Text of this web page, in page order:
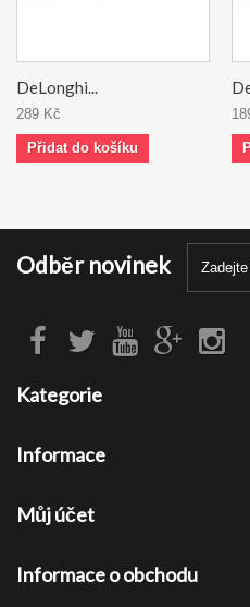
DeLonghi...
289 Kč
Přidat do košíku
Odběr novinek
Kategorie
Informace
Můj účet
Informace o obchodu